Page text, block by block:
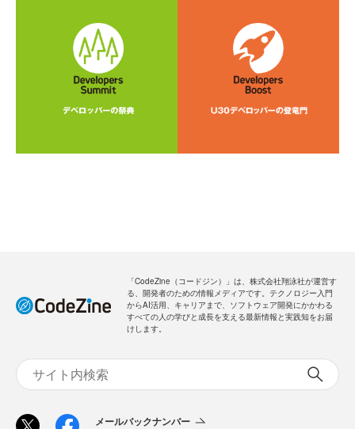
「CodeZine（コードジン）」は、株式会社翔泳社が運営す
る、開発者のための情報メディアです。テクノロジー入門
からAI活用、キャリアまで、ソフトウェア開発にかかわる
すべての人の学びと成長を支える最新情報と実践知をお届
けします。
メールバックナンバー